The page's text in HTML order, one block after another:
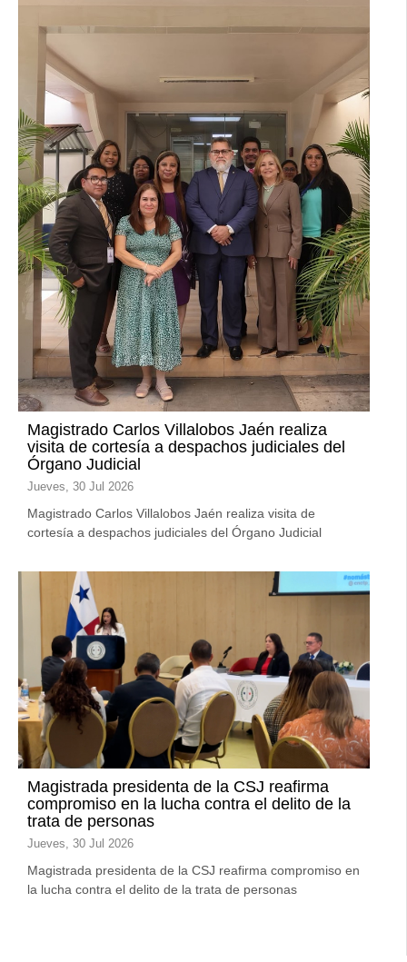
Magistrado Carlos Villalobos Jaén realiza
visita de cortesía a despachos judiciales del
Órgano Judicial
Jueves, 30 Jul 2026
Magistrado Carlos Villalobos Jaén realiza visita de
cortesía a despachos judiciales del Órgano Judicial
Magistrada presidenta de la CSJ reafirma
compromiso en la lucha contra el delito de la
trata de personas
Jueves, 30 Jul 2026
Magistrada presidenta de la CSJ reafirma compromiso en
la lucha contra el delito de la trata de personas